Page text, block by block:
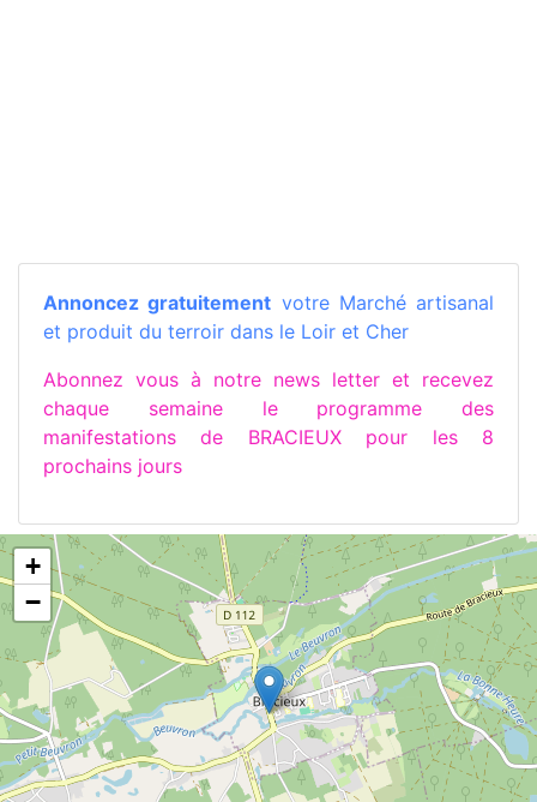
Annoncez gratuitement votre Marché artisanal
et produit du terroir dans le Loir et Cher
Abonnez vous à notre news letter et recevez
chaque semaine le programme des
manifestations de BRACIEUX pour les 8
prochains jours
+
−